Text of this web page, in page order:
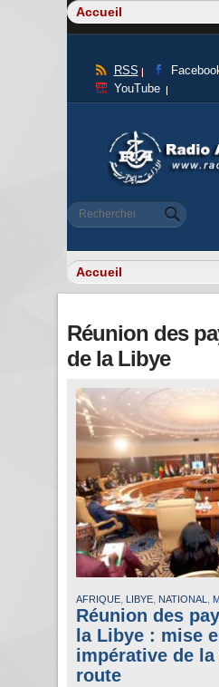
RSS
YouTube
Formulaire de
Rechercher
Réunion des
de la Libye
AFRIQUE, LIBYE, NATIONAL ,
Réunion des
la Libye : mise
impérative de
route